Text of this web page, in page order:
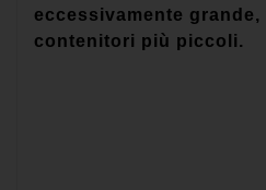
eccessivamente grande,
contenitori più piccoli.